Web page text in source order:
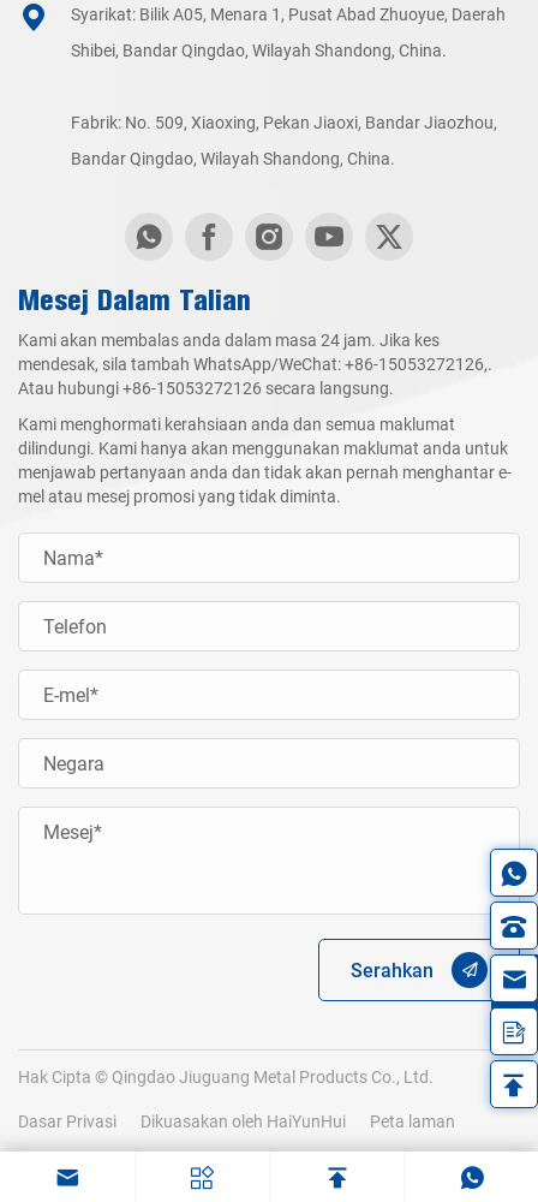
Syarikat: Bilik A05, Menara 1, Pusat Abad Zhuoyue, Daerah
Shibei, Bandar Qingdao, Wilayah Shandong, China.
Fabrik: No. 509, Xiaoxing, Pekan Jiaoxi, Bandar Jiaozhou,
Bandar Qingdao, Wilayah Shandong, China.
Mesej Dalam Talian
Kami akan membalas anda dalam masa 24 jam. Jika kes
mendesak, sila tambah WhatsApp/WeChat:+86-15053272126,.
Atau hubungi+86-15053272126 secara langsung.
Kami menghormati kerahsiaan anda dan semua maklumat
dilindungi. Kami hanya akan menggunakan maklumat anda untuk
menjawab pertanyaan anda dan tidak akan pernah menghantar e-
mel atau mesej promosi yang tidak diminta.
Serahkan
Hak Cipta © Qingdao Jiuguang Metal Products Co., Ltd.
Dasar Privasi
Dikuasakan oleh HaiYunHui Peta laman